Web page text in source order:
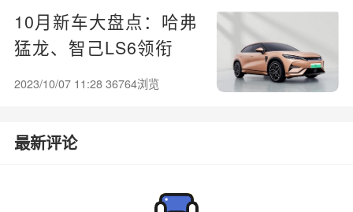
10月新车大盘点：哈弗
猛龙、智己LS6领衔
2023/10/07 11:28 36764浏览
最新评论